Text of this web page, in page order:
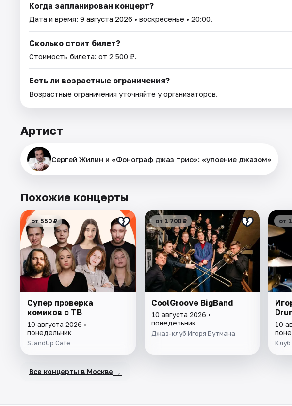
Когда запланирован концерт?
Дата и время: 9 августа 2026 • воскресенье • 20:00.
Сколько стоит билет?
Стоимость билета: от 2 500 ₽.
Есть ли возрастные ограничения?
Возрастные ограничения уточняйте у организаторов.
Артист
Сергей Жилин и «Фонограф джаз трио»: «упоение джазом»
Похожие концерты
от 550 ₽
Супер проверка
комиков с ТВ
10 августа 2026 •
понедельник
StandUp Cafe
от 1 700 ₽
CoolGroove BigBand
10 августа 2026 •
понедельник
Джаз-клуб Игоря Бутмана
от
10
Клуб
Все концерты в Москве →